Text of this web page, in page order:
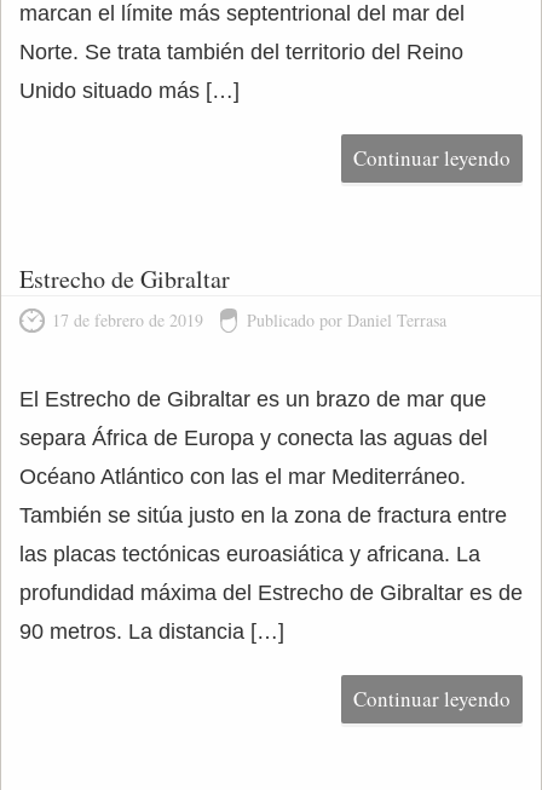
marcan el límite más septentrional del mar del
Norte. Se trata también del territorio del Reino
Unido situado más […]
Continuar leyendo
Estrecho de Gibraltar
17 de febrero de 2019 Publicado por Daniel Terrasa
El Estrecho de Gibraltar es un brazo de mar que
separa África de Europa y conecta las aguas del
Océano Atlántico con las el mar Mediterráneo.
También se sitúa justo en la zona de fractura entre
las placas tectónicas euroasiática y africana. La
profundidad máxima del Estrecho de Gibraltar es de
90 metros. La distancia […]
Continuar leyendo